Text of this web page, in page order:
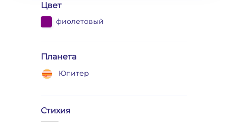
Цвет
фиолетовый
Планета
Юпитер
Стихия